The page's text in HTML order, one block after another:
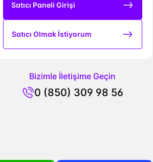
Satıcı Paneli Girişi
Satıcı Olmak İstiyorum
Bizimle İletişime Geçin
0 (850) 309 98 56